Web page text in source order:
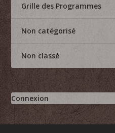
Grille des Programmes
Non catégorisé
Non classé
Connexion